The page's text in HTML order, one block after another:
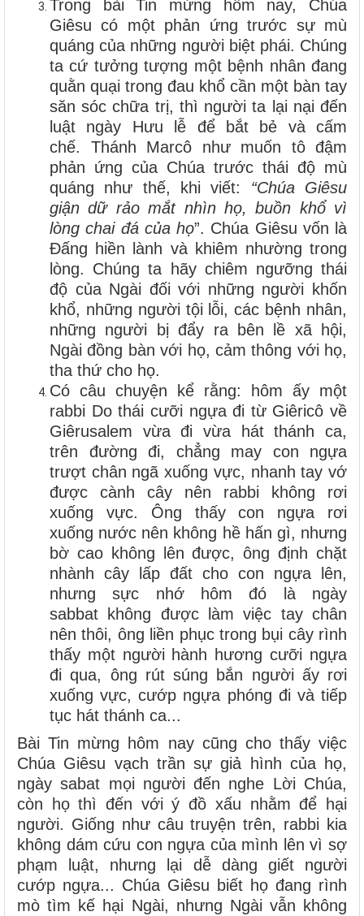
Trong bài Tin mừng hôm nay, Chúa
Giêsu có một phản ứng trước sự mù
quáng của những người biệt phái. Chúng
ta cứ tưởng tượng một bệnh nhân đang
quằn quại trong đau khổ cần một bàn tay
săn sóc chữa trị, thì người ta lại nại đến
luật ngày Hưu lễ để bắt bẻ và cấm
chế. Thánh Marcô như muốn tô đậm
phản ứng của Chúa trước thái độ mù
quáng như thế, khi viết: “Chúa Giêsu
giận dữ rảo mắt nhìn họ, buồn khổ vì
lòng chai đá của họ”. Chúa Giêsu vốn là
Đấng hiền lành và khiêm nhường trong
lòng. Chúng ta hãy chiêm ngưỡng thái
độ của Ngài đối với những người khốn
khổ, những người tội lỗi, các bệnh nhân,
những người bị đẩy ra bên lề xã hội,
Ngài đồng bàn với họ, cảm thông với họ,
tha thứ cho họ.
Có câu chuyện kể rằng: hôm ấy một
rabbi Do thái cưỡi ngựa đi từ Giêricô về
Giêrusalem vừa đi vừa hát thánh ca,
trên đường đi, chẳng may con ngựa
trượt chân ngã xuống vực, nhanh tay vớ
được cành cây nên rabbi không rơi
xuống vực. Ông thấy con ngựa rơi
xuống nước nên không hề hấn gì, nhưng
bờ cao không lên được, ông định chặt
nhành cây lấp đất cho con ngựa lên,
nhưng sực nhớ hôm đó là ngày
sabbat không được làm việc tay chân
nên thôi, ông liền phục trong bụi cây rình
thấy một người hành hương cưỡi ngựa
đi qua, ông rút súng bắn người ấy rơi
xuống vực, cướp ngựa phóng đi và tiếp
tục hát thánh ca...
Bài Tin mừng hôm nay cũng cho thấy việc
Chúa Giêsu vạch trần sự giả hình của họ,
ngày sabat mọi người đến nghe Lời Chúa,
còn họ thì đến với ý đồ xấu nhằm để hại
người. Giống như câu truyện trên, rabbi kia
không dám cứu con ngựa của mình lên vì sợ
phạm luật, nhưng lại dễ dàng giết người
cướp ngựa... Chúa Giêsu biết họ đang rình
mò tìm kế hại Ngài, nhưng Ngài vẫn không